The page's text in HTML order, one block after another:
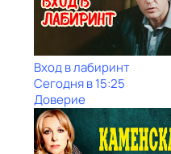
Вход в лабиринт
Сегодня в 15:25
Доверие